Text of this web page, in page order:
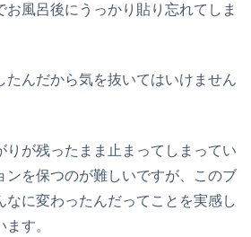
お風呂後にうっかり貼り忘れてしま
たんだから気を抜いてはいけません
りが残ったまま止まってしまってい
ンを保つのが難しいですが、このブ
なに変わったんだってことを実感し
す。